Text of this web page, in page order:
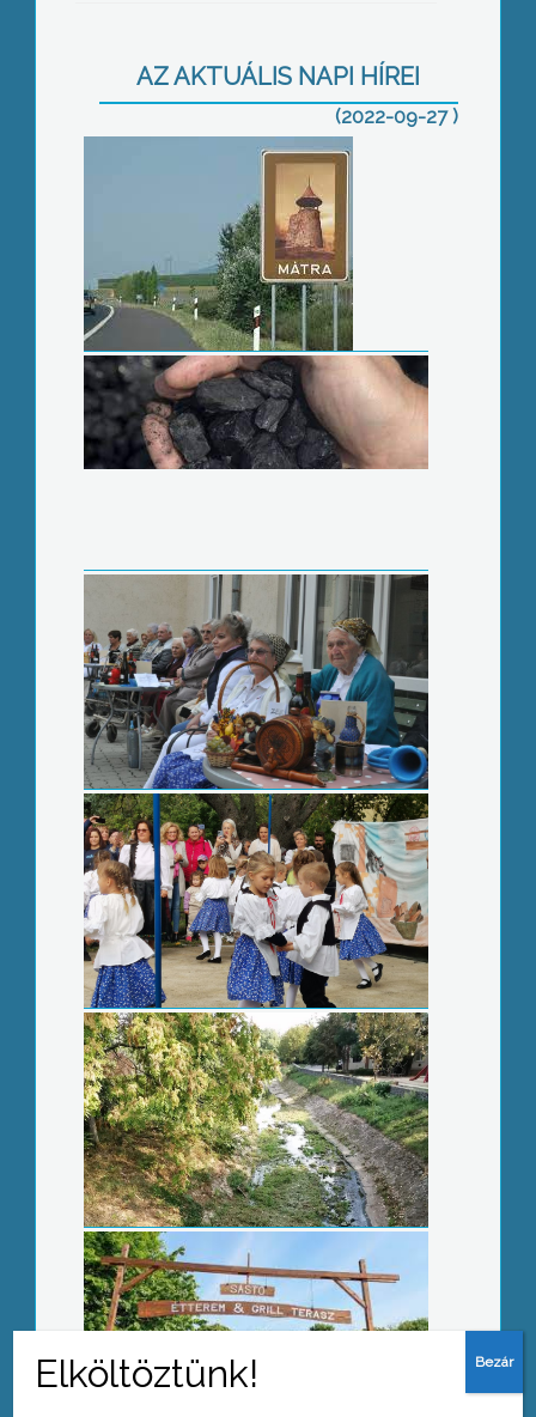
AZ AKTUÁLIS NAPI HÍREI
(2022-09-27 )
Felmérik a barnakőszén igényeket
Szüreti rendezvényt tartottak az
időseknek
Szőlőpréseléssel ismerkedtek az
ovisok
Nem tartja indokoltak a patakmeder
takarítását a szakhatóság
Meg van a térség első áldozata
Járdafelújítások kezdődnek a
Nyolcvanasban